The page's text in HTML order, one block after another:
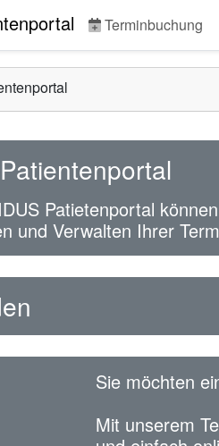
Terminbuchung
Patietenportal
und Verwalten Ihrer
Sie möchten
Mit unserem